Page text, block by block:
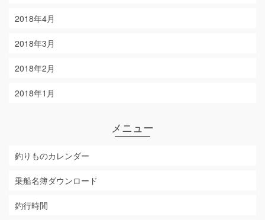
2018年4月
2018年3月
2018年2月
2018年1月
メニュー
釣りものカレンダー
乗船名簿ダウンロード
釣行時間